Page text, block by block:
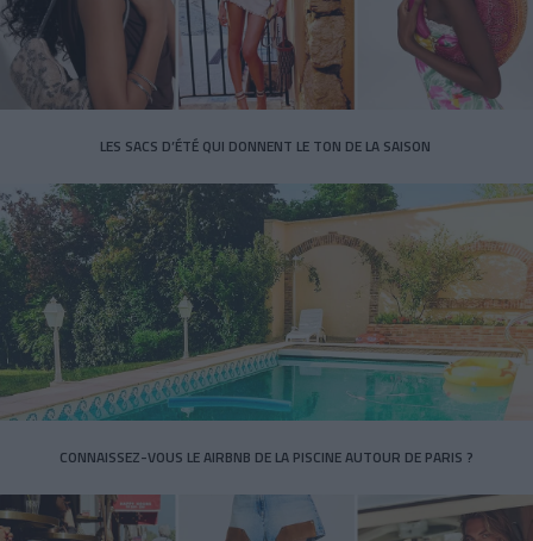
LES SACS D’ÉTÉ QUI DONNENT LE TON DE LA SAISON
CONNAISSEZ-VOUS LE AIRBNB DE LA PISCINE AUTOUR DE PARIS ?